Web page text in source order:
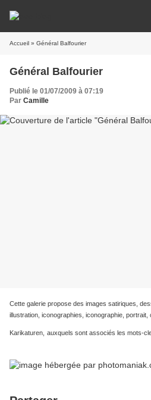
Accueil » Général Balfourier
Général Balfourier
Publié le 01/07/2009 à 07:19
Par Camille
Cette galerie propose des images satiriques,
illustration, iconographies, iconographie,
Karikaturen, auxquels sont associés les mots-